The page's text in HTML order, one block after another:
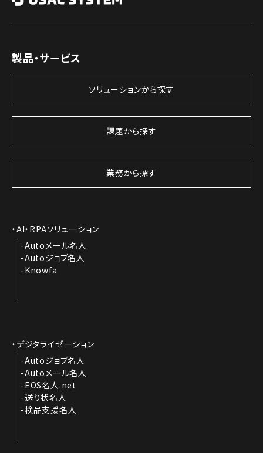
製品・サービス
ソリューションから探す
課題から探す
業務から探す
AI・RPAソリューション
Autoメール名人
Autoジョブ名人
Knowfa
デジタライゼーション
Autoジョブ名人
Autoメール名人
EOS名人.net
送り状名人
検品支援名人